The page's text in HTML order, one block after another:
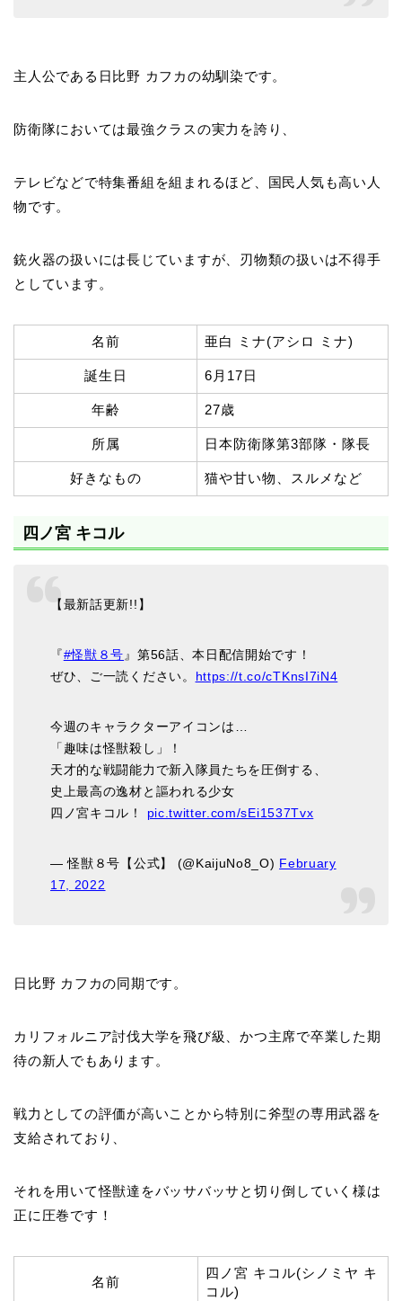
主人公である日比野 カフカの幼馴染です。
防衛隊においては最強クラスの実力を誇り、
テレビなどで特集番組を組まれるほど、国民人気も高い人
物です。
銃火器の扱いには長じていますが、刃物類の扱いは不得手
としています。
名前 亜白 ミナ(アシロ ミナ)
誕生日 6月17日
年齢 27歳
所属 日本防衛隊第3部隊・隊長
好きなもの 猫や甘い物、スルメなど
四ノ宮 キコル
【最新話更新!!】
『 #怪獣８号 』第56話、本日配信開始です！
ぜひ、ご一読ください。
https://t.co/cTKnsI7iN4
今週のキャラクターアイコンは…
「趣味は怪獣殺し」！
天才的な戦闘能力で新入隊員たちを圧倒する、
史上最高の逸材と謳われる少女
四ノ宮キコル！ pic.twitter.com/sEi1537Tvx
— 怪獣８号【公式】 (@KaijuNo8_O) February
17, 2022
日比野 カフカの同期です。
カリフォルニア討伐大学を飛び級、かつ主席で卒業した期
待の新人でもあります。
戦力としての評価が高いことから特別に斧型の専用武器を
支給されており、
それを用いて怪獣達をバッサバッサと切り倒していく様は
正に圧巻です！
名前
四ノ宮 キコル(シノミヤ キ
コル)